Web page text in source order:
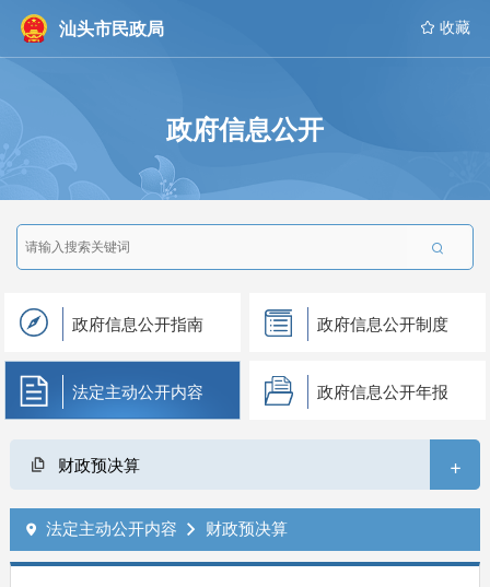
汕头市民政局  收藏
政府信息公开

政府信息公开指南 政府信息公开制度
法定主动公开内容 政府信息公开年报
财政预决算 +
 法定主动公开内容  财政预决算